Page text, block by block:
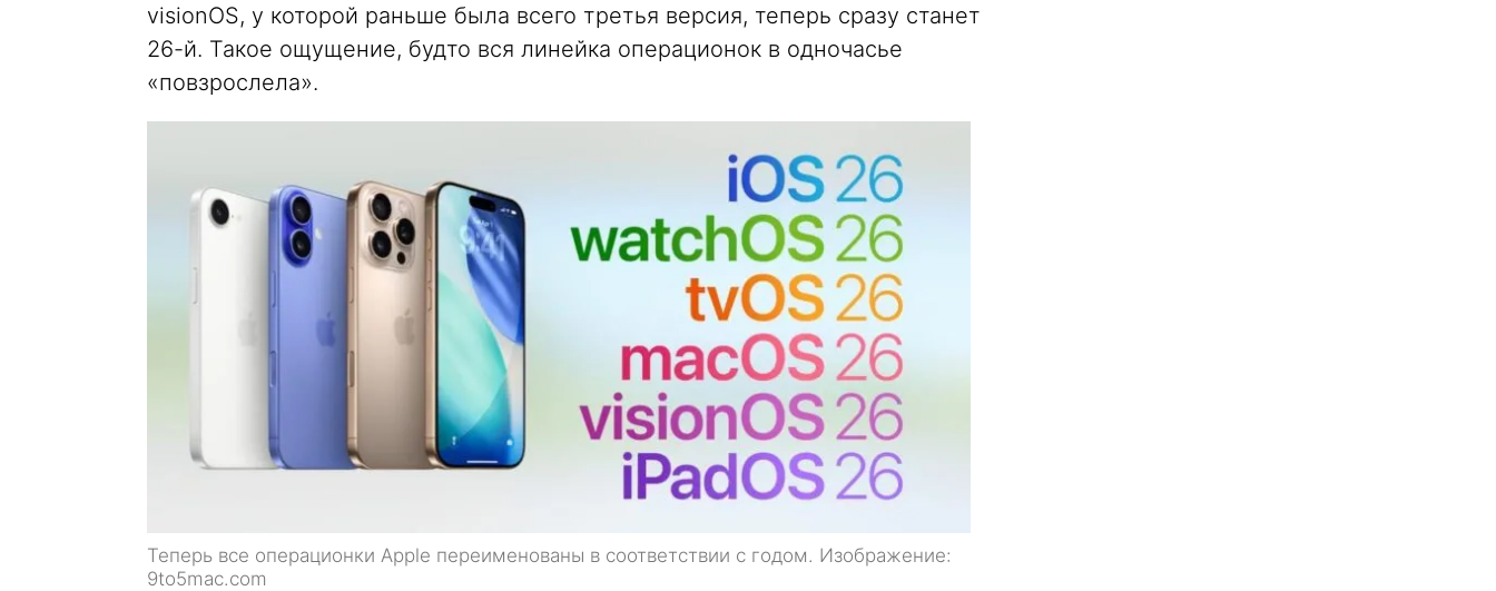
visionOS, у которой раньше была всего третья версия, теперь сразу станет
26-й. Такое ощущение, будто вся линейка операционок в одночасье
«повзрослела».
Теперь все операционки Apple переименованы в соответствии с годом. Изображение:
9to5mac.com